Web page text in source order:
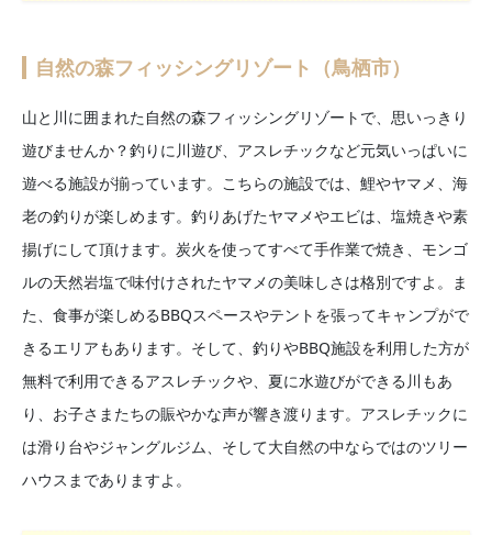
自然の森フィッシングリゾート（鳥栖市）
山と川に囲まれた自然の森フィッシングリゾートで、思いっきり
遊びませんか？釣りに川遊び、アスレチックなど元気いっぱいに
遊べる施設が揃っています。こちらの施設では、鯉やヤマメ、海
老の釣りが楽しめます。釣りあげたヤマメやエビは、塩焼きや素
揚げにして頂けます。炭火を使ってすべて手作業で焼き、モンゴ
ルの天然岩塩で味付けされたヤマメの美味しさは格別ですよ。ま
た、食事が楽しめるBBQスペースやテントを張ってキャンプがで
きるエリアもあります。そして、釣りやBBQ施設を利用した方が
無料で利用できるアスレチックや、夏に水遊びができる川もあ
り、お子さまたちの賑やかな声が響き渡ります。アスレチックに
は滑り台やジャングルジム、そして大自然の中ならではのツリー
ハウスまでありますよ。